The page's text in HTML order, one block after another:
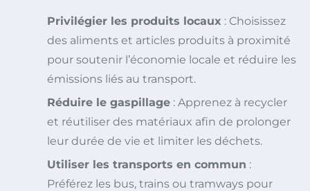
Privilégier les produits locaux : Choisissez
des aliments et articles produits à proximité
pour soutenir l’économie locale et réduire les
émissions liés au transport.
Réduire le gaspillage : Apprenez à recycler
et réutiliser des matériaux afin de prolonger
leur durée de vie et limiter les déchets.
Utiliser les transports en commun :
Préférez les bus, trains ou tramways pour